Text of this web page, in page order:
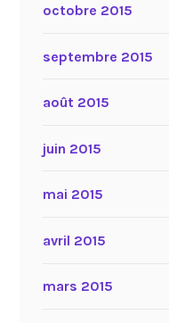
octobre 2015
septembre 2015
août 2015
juin 2015
mai 2015
avril 2015
mars 2015